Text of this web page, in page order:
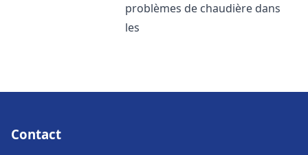
problèmes de chaudière dans
les
Contact